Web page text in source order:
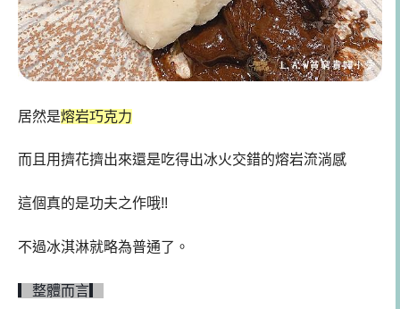
居然是熔岩巧克力
而且用擠花擠出來還是吃得出冰火交錯的熔岩流淌感
這個真的是功夫之作哦!!
不過冰淇淋就略為普通了。
▎整體而言